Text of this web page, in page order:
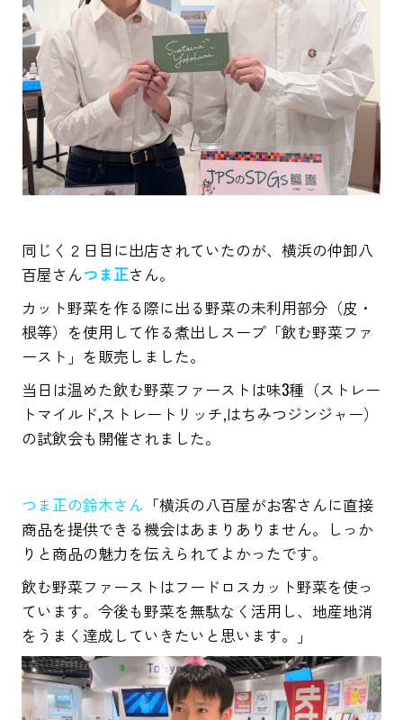
同じく２日目に出店されていたのが、横浜の仲卸八
百屋さんつま正さん。
カット野菜を作る際に出る野菜の未利用部分（皮・
根等）を使用して作る煮出しスープ「飲む野菜ファ
ースト」を販売しました。
当日は温めた飲む野菜ファーストは味3種（ストレー
トマイルド,ストレートリッチ,はちみつジンジャー）
の試飲会も開催されました。
つま正の鈴木さん 「横浜の八百屋がお客さんに直接
商品を提供できる機会はあまりありません。しっか
りと商品の魅力を伝えられてよかったです。
飲む野菜ファーストはフードロスカット野菜を使っ
ています。今後も野菜を無駄なく活用し、地産地消
をうまく達成していきたいと思います。」